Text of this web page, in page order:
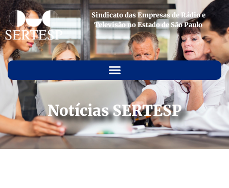
Sindicato das Empresas de Rádio e
Televisão no Estado de São Paulo
Notícias SERTESP